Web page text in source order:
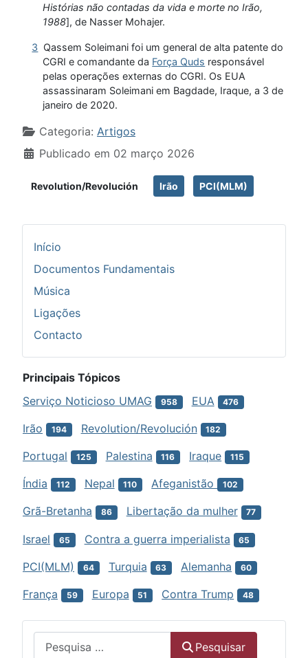
Histórias não contadas da vida e morte no Irão,
1988], de Nasser Mohajer.
3 Qassem Soleimani foi um general de alta patente do
CGRI e comandante da Força Quds responsável
pelas operações externas do CGRI. Os EUA
assassinaram Soleimani em Bagdade, Iraque, a 3 de
janeiro de 2020.
Detalhes
Categoria: Artigos
Publicado em 02 março 2026
Revolution/Revolución Irão PCI(MLM)
Início
Documentos Fundamentais
Música
Ligações
Contacto
Principais Tópicos
Serviço Noticioso UMAG
958 EUA 476
Irão 194 Revolution/Revolución 182
Portugal 125 Palestina 116 Iraque 115
Índia 112 Nepal 110 Afeganistão 102
Grã-Bretanha 86 Libertação da mulher 77
Israel 65 Contra a guerra imperialista 65
PCI(MLM) 64 Turquia 63 Alemanha 60
França 59 Europa 51 Contra Trump 48
Pesquisar